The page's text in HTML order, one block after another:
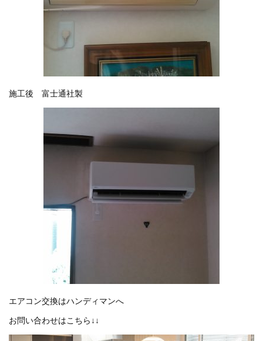
施工後 富士通社製
エアコン交換はハンディマンへ
お問い合わせはこちら↓↓